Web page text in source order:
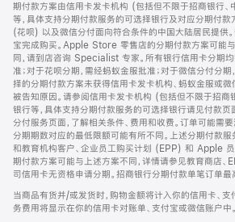
期付款方案由信用卡发卡机构 (包括但不限于招商银行、
等，具体支持分期付款服务的可选择银行及对应分期付款
(花呗) 以及微信分付面向符合条件的中国大陆居民提供
宝完成购买。Apple Store 零售店的分期付款方案可能
同，请到店咨询 Specialist 专家。所有银行信用卡分期
准；对于花呗分期，需经蚂蚁金服批准；对于微信分付分期
择的分期付款方案未获得信用卡发卡机构、蚂蚁金服或
被告知原因。请参阅信用卡发卡机构 (包括但不限于招商
银行等，具体支持分期付款服务的可选择银行请见付款
分付服务页面，了解相关条件、费用和收费。订单可能需
分期期数对应的最低限额可能有所不同。上述分期付款服
和教育机构客户、企业员工购买计划 (EPP) 和 Apple
期付款方案可能与上述方案不同，详情请参见教育商店、
司信用卡无资格申请分期。招商银行分期付款单笔订单
当商品有货并/或发货时，购物金额将计入你的信用卡、支
务费用将显示在你的信用卡对账单、支付宝或微信账户中。